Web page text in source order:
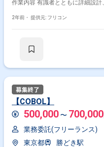
作業内容 有識者とともに詳細設計
2年前・ 提供元: フリコン
【COBOL】
500,000 〜 700,000
業務委託(フリーランス)
東京都
勝どき駅